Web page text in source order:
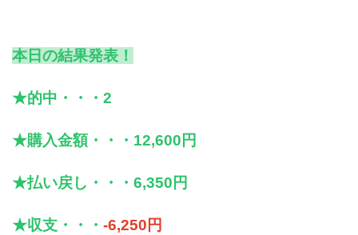
本日の結果発表！
★的中・・・2
★購入金額・・・12,600円
★払い戻し・・・6,350円
★収支・・・ -6,250円